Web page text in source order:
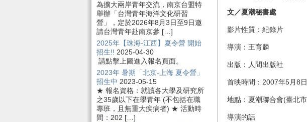
為擴大兩岸青年交流，南京台盟特
舉辦「台灣青年海洋文化研習
營」，定於2026年8月3日至9日邀
請台灣青年赴南京參 […]
2025年【珠海-江西】夏令營 開始
招生!! 2025-04-30
請點擊上圖進入報名頁面。
2023年 暑期「北京-上海 夏令營」
招生中 2023-05-15
★ 報名資格：就讀各大學及研究所
之35歲以下在學青年 (不包括在職
專班，且無重大疾病者) ★ 活動時
間：202 […]
文／夏潮秘書處
影片性質：紀錄片
導演：王育麟
出版：人間出版社
首映時間：2007年5月8
地點：夏潮聯合會(臺北
導演的話